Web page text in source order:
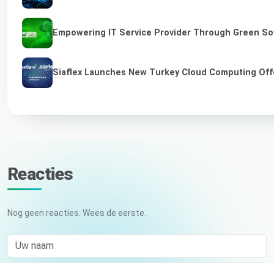
Empowering IT Service Provider Through Green
Siaflex Launches New Turkey Cloud Computing
Reacties
Nog geen reacties. Wees de eerste.
Uw naam